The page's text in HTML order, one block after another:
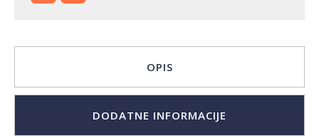
OPIS
DODATNE INFORMACIJE